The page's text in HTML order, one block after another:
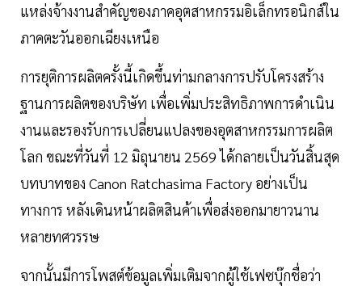
แหล่งจ้างงานสำคัญของภาคอุตสาหกรรมอิเล็กทรอนิกส์ใน
ภาคตะวันออกเฉียงเหนือ
การยุติการผลิตครั้งนี้เกิดขึ้นท่ามกลางการปรับโครงสร้าง
ฐานการผลิตของบริษัท เพื่อเพิ่มประสิทธิภาพการดำเนิน
งานและรองรับการเปลี่ยนแปลงของอุตสาหกรรมการผลิต
โลก ขณะที่วันที่ 12 มิถุนายน 2569 ได้กลายเป็นวันสิ้นสุด
บทบาทของ Canon Ratchasima Factory อย่างเป็น
ทางการ หลังเดินหน้าผลิตสินค้าเพื่อส่งออกมายาวนาน
หลายทศวรรษ
จากนั้นมีการโพสต์ข้อมูลเพิ่มเติมจากผู้ใช้เฟซบุ๊กชื่อว่า